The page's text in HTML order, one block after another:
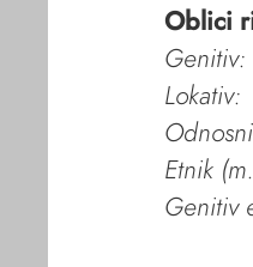
Oblici
Genitiv:
Lokativ:
Etnik
Genitiv